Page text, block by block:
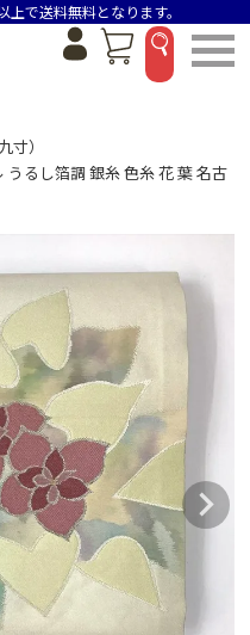
で送料無料となります。
寸）
うるし箔調 銀糸 色糸 花 葉 名古